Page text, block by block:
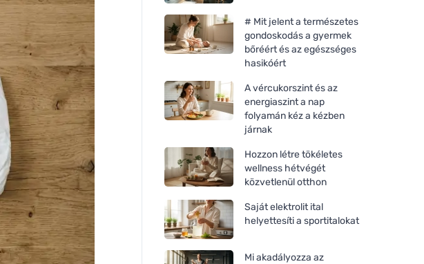
# Mit jelent a természetes
gondoskodás a gyermek
bőréért és az egészséges
hasikóért
A vércukorszint és az
energiaszint a nap
folyamán kéz a kézben
járnak
Hozzon létre tökéletes
wellness hétvégét
közvetlenül otthon
Saját elektrolit ital
helyettesíti a sportitalokat
Mi akadályozza az